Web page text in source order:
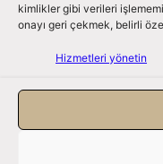
kimlikler gibi verileri
onayı geri çekmek, belirli
Hizmetleri yönetin